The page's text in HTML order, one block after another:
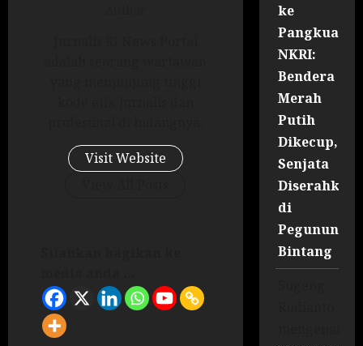
Visit Website
ke
Pangkuan
NKRI:
Bendera
Merah
Putih
Dikecup,
Senjata
Diserahkan
di
Bintang